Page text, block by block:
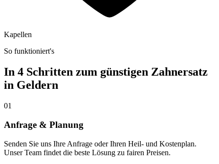
Kapellen
So funktioniert's
In 4 Schritten zum günstigen Zahnersatz
in Geldern
01
Anfrage & Planung
Senden Sie uns Ihre Anfrage oder Ihren Heil- und Kostenplan.
Unser Team findet die beste Lösung zu fairen Preisen.